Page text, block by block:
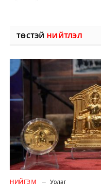
ТӨСТЭЙ НИЙТЛЭЛ
НИЙГЭМ Урлаг